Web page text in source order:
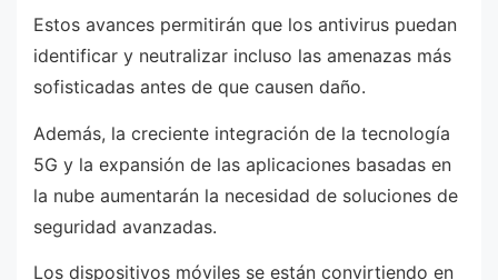
Estos avances permitirán que los antivirus puedan
identificar y neutralizar incluso las amenazas más
sofisticadas antes de que causen daño.
Además, la creciente integración de la tecnología
5G y la expansión de las aplicaciones basadas en
la nube aumentarán la necesidad de soluciones de
seguridad avanzadas.
Los dispositivos móviles se están convirtiendo en